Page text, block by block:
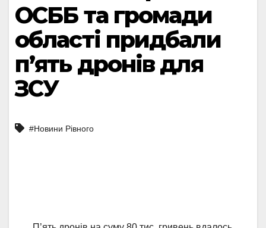
ОСББ та громади
області придбали
п’ять дронів для
ЗСУ
#Новини Рівного